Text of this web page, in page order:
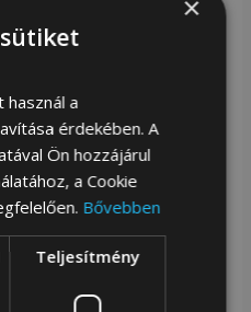
köszönhetően a
egyaránt
különböző
szövet arany koronás és
×
sütiket
használ a
érdekében. A
Ön hozzájárul
a Cookie
Bővebben
Teljesítmény